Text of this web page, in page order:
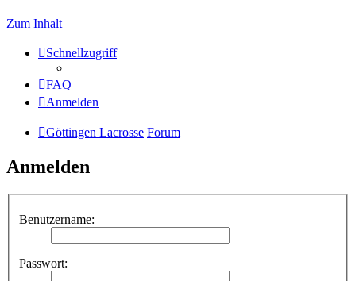
Zum Inhalt
Schnellzugriff
FAQ
Anmelden
Göttingen Lacrosse Forum
Anmelden
Benutzername:
Passwort: